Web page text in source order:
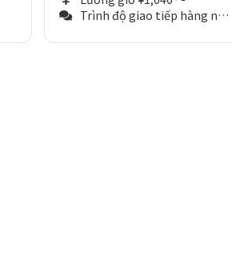
Trình độ giao tiếp hàng ngày (Tương đương N3)